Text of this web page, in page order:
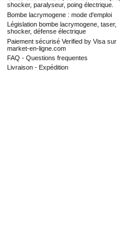
shocker, paralyseur, poing électrique.
Bombe lacrymogene : mode d'emploi
Législation bombe lacrymogene, taser,
shocker, défense électrique
Paiement sécurisé Verified by Visa sur
market-en-ligne.com
FAQ - Questions frequentes
Livraison - Expédition